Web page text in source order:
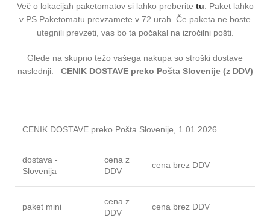
Več o lokacijah paketomatov si lahko preberite tu . Paket lahko
v PS Paketomatu prevzamete v 72 urah. Če paketa ne boste
utegnili prevzeti, vas bo ta počakal na izročilni pošti.
Glede na skupno težo vašega nakupa so stroški dostave
naslednji: CENIK DOSTAVE preko Pošta Slovenije (z DDV)
CENIK DOSTAVE preko Pošta Slovenije, 1.01.2026
dostava -
Slovenija
cena z
DDV
cena brez DDV
paket mini
cena z
DDV
cena brez DDV